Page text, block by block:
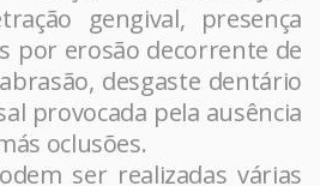
gengival, presença
por erosão decorrente de
desgaste dentário
provocada pela ausência
oclusões.
ser realizadas várias